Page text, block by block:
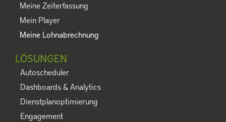
Meine Zeiterfassung
Mein Player
Meine Lohnabrechnung
LÖSUNGEN
Autoscheduler
Dashboards & Analytics
Dienstplanoptimierung
Engagement